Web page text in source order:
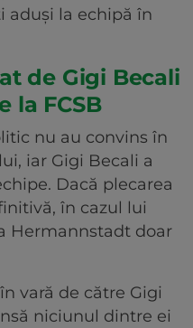
aduși la echipă în
de Gigi Becali
la FCSB
nu au convins în
iar Gigi Becali a
Dacă plecarea
în cazul lui
Hermannstadt doar
vară de către Gigi
niciunul dintre ei